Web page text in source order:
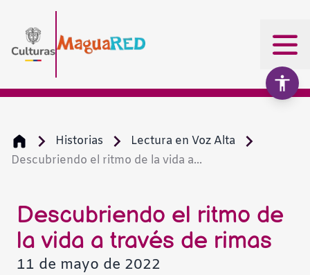
Historias
Lectura en Voz Alta
Descubriendo el ritmo de la vida a...
Descubriendo el ritmo de
la vida a través de rimas
11 de mayo de 2022
Aumentar texto
Escala de grises